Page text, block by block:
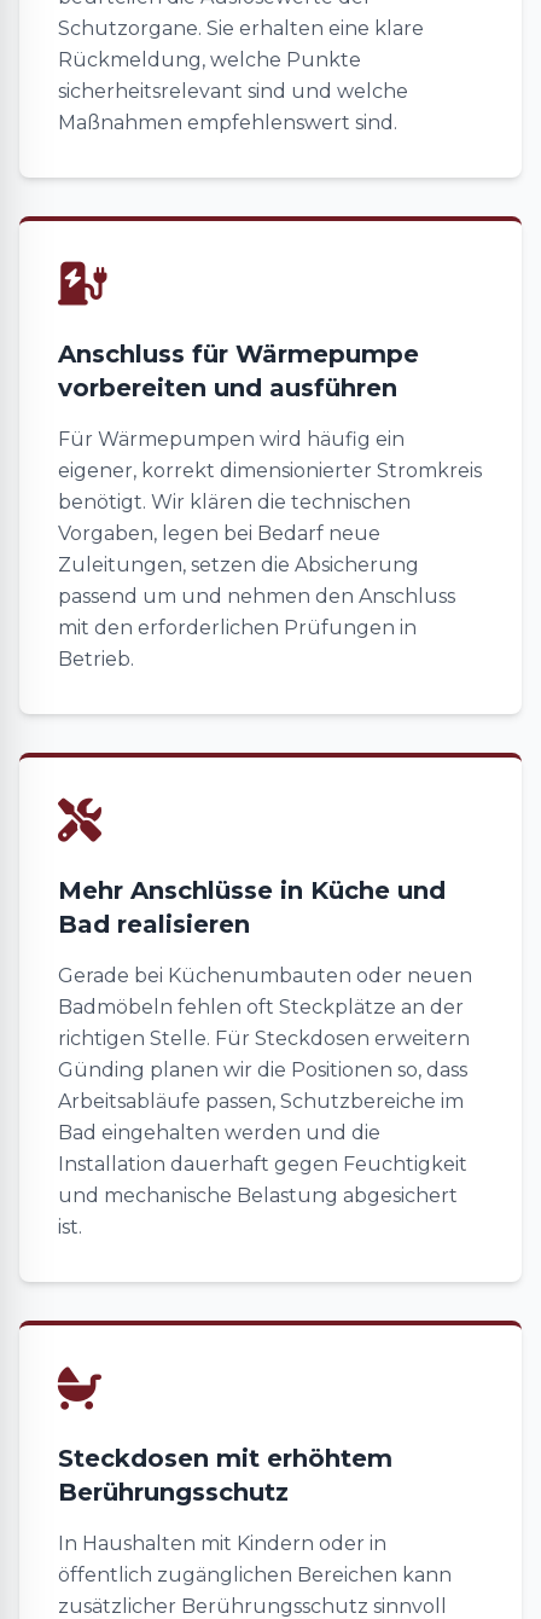
Schutzorgane. Sie erhalten eine klare
Rückmeldung, welche Punkte
sicherheitsrelevant sind und welche
Maßnahmen empfehlenswert sind.
Anschluss für Wärmepumpe
vorbereiten und ausführen
Für Wärmepumpen wird häufig ein
eigener, korrekt dimensionierter Stromkreis
benötigt. Wir klären die technischen
Vorgaben, legen bei Bedarf neue
Zuleitungen, setzen die Absicherung
passend um und nehmen den Anschluss
mit den erforderlichen Prüfungen in
Betrieb.
Mehr Anschlüsse in Küche und
Bad realisieren
Gerade bei Küchenumbauten oder neuen
Badmöbeln fehlen oft Steckplätze an der
richtigen Stelle. Für Steckdosen erweitern
Günding planen wir die Positionen so, dass
Arbeitsabläufe passen, Schutzbereiche im
Bad eingehalten werden und die
Installation dauerhaft gegen Feuchtigkeit
und mechanische Belastung abgesichert
ist.
Steckdosen mit erhöhtem
Berührungsschutz
In Haushalten mit Kindern oder in
öffentlich zugänglichen Bereichen kann
zusätzlicher Berührungsschutz sinnvoll